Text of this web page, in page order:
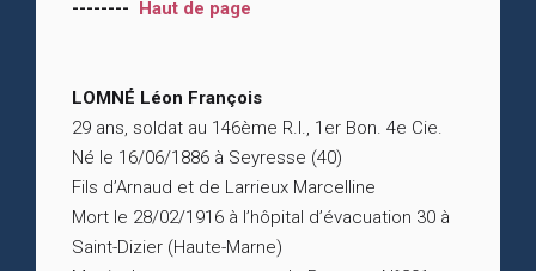
-------- Haut de page
LOMNÉ Léon François
29 ans, soldat au 146ème R.I., 1er Bon. 4e Cie.
Né le 16/06/1886 à Seyresse (40)
Fils d’Arnaud et de Larrieux Marcelline
Mort le 28/02/1916 à l’hôpital d’évacuation 30 à
Saint-Dizier (Haute-Marne)